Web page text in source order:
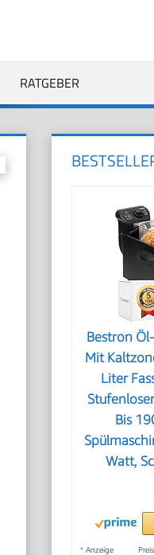
RATGEBER
Bestron
Mit
Liter
Bis
Watt,
* Anzeige